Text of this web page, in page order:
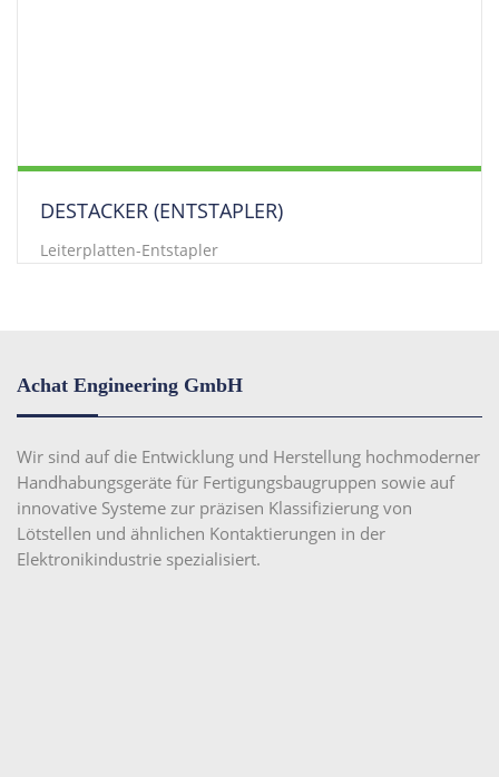
DESTACKER (ENTSTAPLER)
Leiterplatten-Entstapler
Achat Engineering GmbH
Wir sind auf die Entwicklung und Herstellung hochmoderner
Handhabungsgeräte für Fertigungsbaugruppen sowie auf
innovative Systeme zur präzisen Klassifizierung von
Lötstellen und ähnlichen Kontaktierungen in der
Elektronikindustrie spezialisiert.